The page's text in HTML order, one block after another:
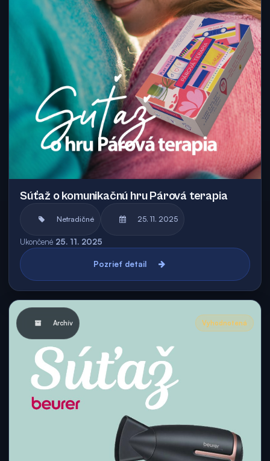
Súťaž o komunikačnú hru Párová terapia
Netradičné 25. 11. 2025
Ukončené 25. 11. 2025
Pozrieť detail
Archív Vyhodnotená